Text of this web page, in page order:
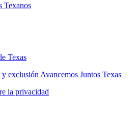
Texanos
Texas
exclusión Avancemos Juntos Texas
la privacidad